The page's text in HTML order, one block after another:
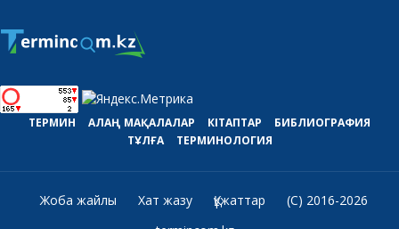
ТЕРМИН АЛАҢ МАҚАЛАЛАР КІТАПТАР
БИБЛИОГРАФИЯ
ТҰЛҒА
ТЕРМИНОЛОГИЯ
Жоба жайлы Хат жазу Құжаттар
(C) 2016-2026